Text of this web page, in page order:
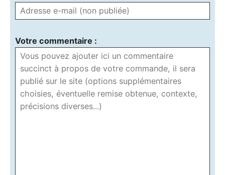
Votre commentaire :